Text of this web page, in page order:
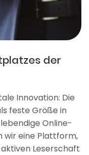
der
Innovation: Die
feste Größe in
Online-
wir eine Plattform,
Leserschaft